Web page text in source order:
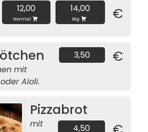
12,00
Normal
14,00
Big €
3,50 €
mit
Aioli.
Pizzabrot
4,50
mit